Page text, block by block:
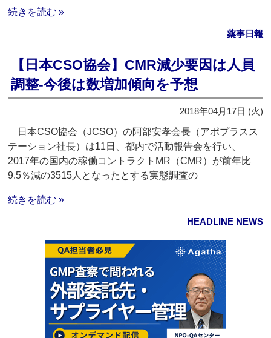
続きを読む »
薬事日報
【日本CSO協会】CMR減少要因は人員
調整‐今後は数増加傾向を予想
2018年04月17日 (火)
日本CSO協会（JCSO）の阿部安孝会長（アポプラスス
テーション社長）は11日、都内で活動報告会を行い、
2017年の国内の稼働コントラクトMR（CMR）が前年比
9.5％減の3515人となったとする実態調査の
続きを読む »
HEADLINE NEWS